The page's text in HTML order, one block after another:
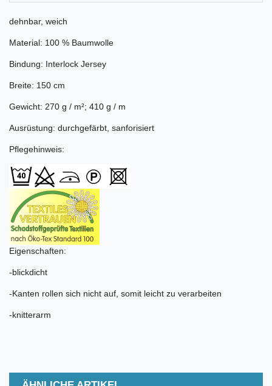
dehnbar, weich
Material: 100 % Baumwolle
Bindung: Interlock Jersey
Breite: 150 cm
Gewicht: 270 g / m²; 410 g / m
Ausrüstung: durchgefärbt, sanforisiert
Pflegehinweis:
Eigenschaften:
-blickdicht
-Kanten rollen sich nicht auf, somit leicht zu verarbeiten
-knitterarm